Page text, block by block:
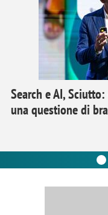
Search e AI,
una questione di